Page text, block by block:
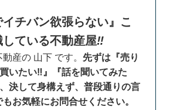
イチバン欲張らない』こ
している不動産屋‼
産の 山下 です。 先ずは『売り
いたい‼』『話を聞いてみた
決して身構えず、普段通りの言
お気軽にお問合せください。